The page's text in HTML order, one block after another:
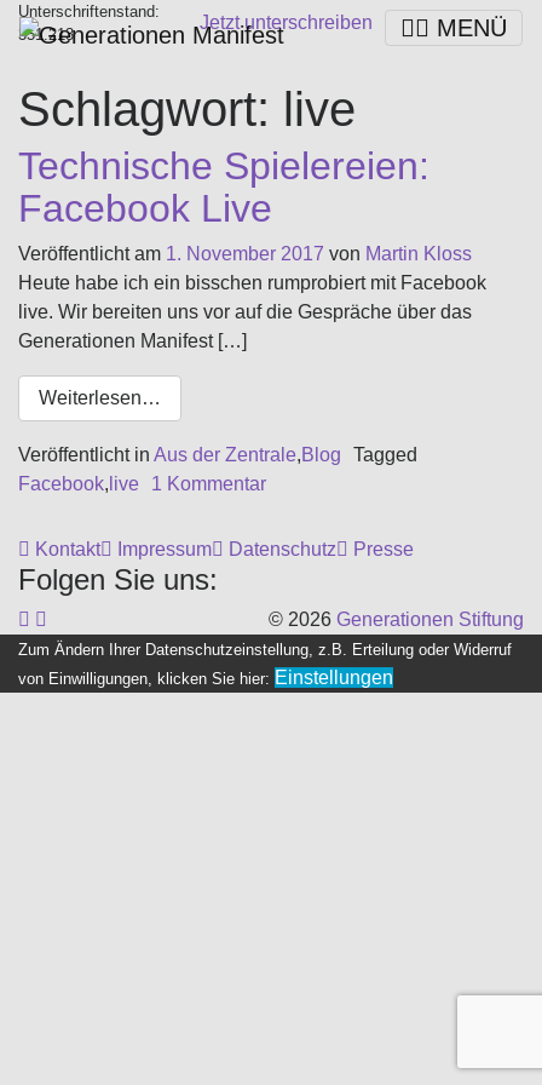
MENÜ
Unterschriftenstand:
351.213
Jetzt unterschreiben
Schlagwort: live
Technische Spielereien:
Facebook Live
Veröffentlicht am 1. November 2017 von Martin Kloss
Heute habe ich ein bisschen rumprobiert mit Facebook
live. Wir bereiten uns vor auf die Gespräche über das
Generationen Manifest […]
Weiterlesen…
Veröffentlicht in Aus der Zentrale,Blog
Tagged
Facebook, live 1 Kommentar
Kontakt Impressum Datenschutz Presse
Folgen Sie uns:
© 2026 Generationen Stiftung
Zum Ändern Ihrer Datenschutzeinstellung, z.B. Erteilung oder Widerruf
von Einwilligungen, klicken Sie hier: Einstellungen